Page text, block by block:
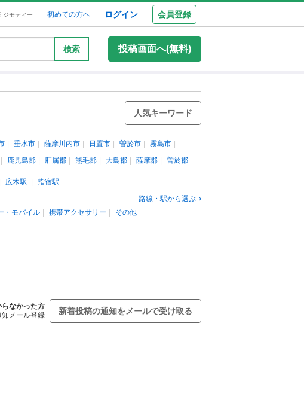
ジモティー 初めての方へ ログイン 会員登録
検索 投稿画面へ(無料)
人気キーワード
垂水市 薩摩川内市 日置市 曽於市
霧島市
鹿児島郡 肝属郡 熊毛郡 大島郡 薩摩郡 曽於郡
広木駅
指宿駅
路線・駅から選ぶ
・モバイル 携帯アクセサリー その他
なかった方
知メール登録
新着投稿の通知をメールで受け取る